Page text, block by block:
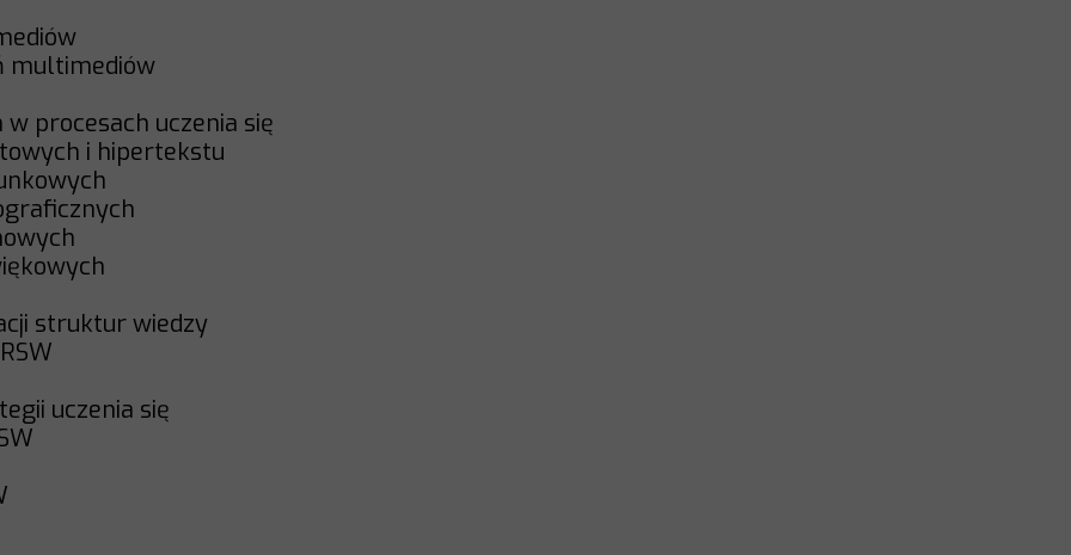
multimediów
procesach uczenia się
i hipertekstu
struktur wiedzy
uczenia się